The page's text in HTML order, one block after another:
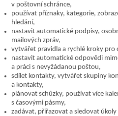
v poštovní schránce,
používat příznaky, kategorie,
hledání,
nastavit automatické podpisy,
mailových zpráv,
vytvářet pravidla a rychlé kroky pro
nastavit automatické odpovědi
a práci s nevyžádanou poštou,
sdílet kontakty, vytvářet skupiny
a kontakty,
plánovat schůzky, používat více
s časovými pásmy,
zadávat, přiřazovat a sledovat